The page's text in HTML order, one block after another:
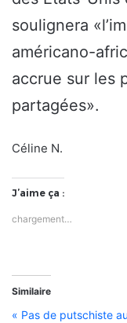
soulignera
américano-
accrue sur les
partagées».
Céline N.
J’aime ça :
chargement…
Similaire
« Pas de putschiste au